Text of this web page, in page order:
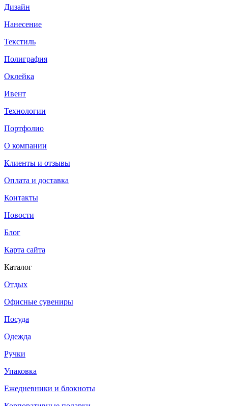
Дизайн
Нанесение
Текстиль
Полиграфия
Оклейка
Ивент
Технологии
Портфолио
О компании
Клиенты и отзывы
Оплата и доставка
Контакты
Новости
Блог
Карта сайта
Каталог
Отдых
Офисные сувениры
Посуда
Одежда
Ручки
Упаковка
Ежедневники и блокноты